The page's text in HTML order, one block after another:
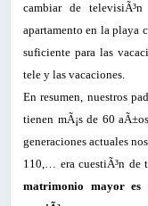
cambiar de
apartamento en la playa
suficiente para las
tele y las vacaciones.
En resumen, nuestros
tienen mÃ¡s de 60
generaciones actuales
110,… era cuestiÃ³n de
matrimonio mayor es